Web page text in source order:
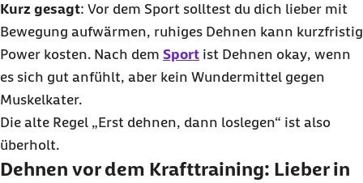
Kurz gesagt: Vor dem Sport solltest du dich lieber mit
Bewegung aufwärmen, ruhiges Dehnen kann kurzfristig
Power kosten. Nach dem Sport ist Dehnen okay, wenn
es sich gut anfühlt, aber kein Wundermittel gegen
Muskelkater.
Die alte Regel „Erst dehnen, dann loslegen“ ist also
überholt.
Dehnen vor dem Krafttraining: Lieber in